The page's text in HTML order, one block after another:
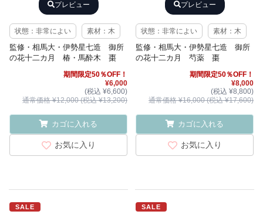
プレビュー
状態：非常によい 素材：木
監修・相馬大・伊勢星七造 御所
の花十二カ月 椿・馬酔木 棗
期間限定50％OFF！
¥6,000
(税込 ¥6,600)
通常価格 ¥12,000 (税込 ¥13,200)
カゴに入れる
お気に入り
プレビュー
状態：非常によい 素材：木
監修・相馬大・伊勢星七造 御所
の花十二カ月 芍薬 棗
期間限定50％OFF！
¥8,000
(税込 ¥8,800)
通常価格 ¥16,000 (税込 ¥17,600)
カゴに入れる
お気に入り
SALE SALE